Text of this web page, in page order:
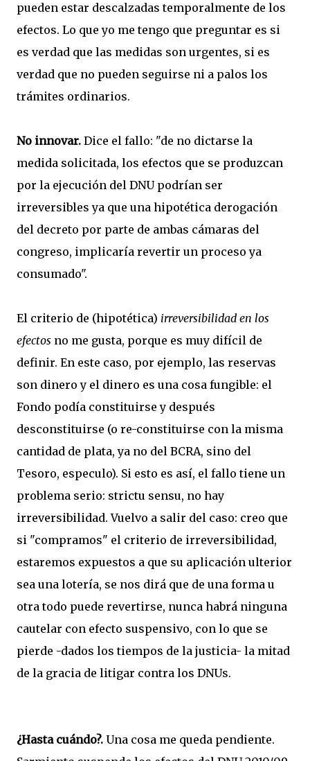
pueden estar descalzadas temporalmente de los
efectos. Lo que yo me tengo que preguntar es si
es verdad que las medidas son urgentes, si es
verdad que no pueden seguirse ni a palos los
trámites ordinarios.
No innovar. Dice el fallo: "de no dictarse la
medida solicitada, los efectos que se produzcan
por la ejecución del DNU podrían ser
irreversibles ya que una hipotética derogación
del decreto por parte de ambas cámaras del
congreso, implicaría revertir un proceso ya
consumado".
El criterio de (hipotética) irreversibilidad en los
efectos no me gusta, porque es muy difícil de
definir. En este caso, por ejemplo, las reservas
son dinero y el dinero es una cosa fungible: el
Fondo podía constituirse y después
desconstituirse (o re-constituirse con la misma
cantidad de plata, ya no del BCRA, sino del
Tesoro, especulo). Si esto es así, el fallo tiene un
problema serio: strictu sensu, no hay
irreversibilidad. Vuelvo a salir del caso: creo que
si "compramos" el criterio de irreversibilidad,
estaremos expuestos a que su aplicación ulterior
sea una lotería, se nos dirá que de una forma u
otra todo puede revertirse, nunca habrá ninguna
cautelar con efecto suspensivo, con lo que se
pierde -dados los tiempos de la justicia- la mitad
de la gracia de litigar contra los DNUs.
¿Hasta cuándo?. Una cosa me queda pendiente.